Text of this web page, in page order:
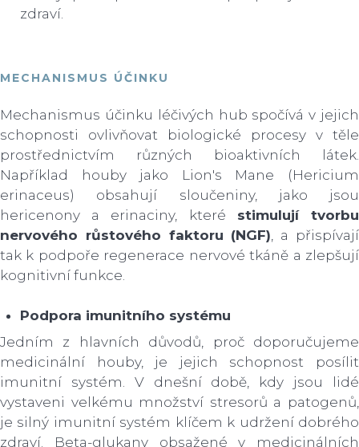
zdraví.
MECHANISMUS ÚČINKU
Mechanismus účinku léčivých hub spočívá v jejich
schopnosti ovlivňovat biologické procesy v těle
prostřednictvím různých bioaktivních látek.
Například houby jako Lion's Mane (Hericium
erinaceus) obsahují sloučeniny, jako jsou
hericenony a erinaciny, které stimulují tvorbu
nervového růstového faktoru (NGF) , a přispívají
tak k podpoře regenerace nervové tkáně a zlepšují
kognitivní funkce.
Podpora imunitního systému
Jedním z hlavních důvodů, proč doporučujeme
medicinální houby, je jejich schopnost posílit
imunitní systém. V dnešní době, kdy jsou lidé
vystaveni velkému množství stresorů a patogenů,
je silný imunitní systém klíčem k udržení dobrého
zdraví. Beta-glukany obsažené v medicinálních